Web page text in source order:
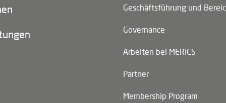
Geschäftsführung und
Governance
Arbeiten bei MERICS
Partner
Membership Program